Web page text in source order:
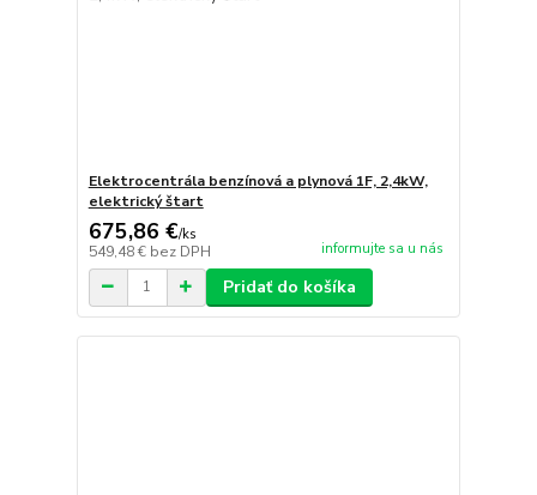
Elektrocentrála benzínová a plynová 1F, 2,4kW,
elektrický štart
675,86 €/ks
549,48 € bez DPH informujte sa u nás
Pridať do košíka